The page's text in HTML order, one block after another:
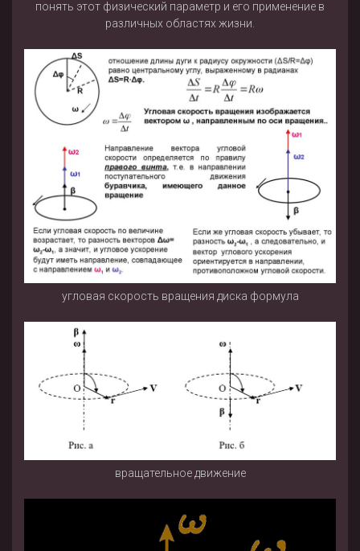
понять этот физический параметр и его применение в
различных областях жизни.
угловая скорость вращения диска формула
вращательное движение